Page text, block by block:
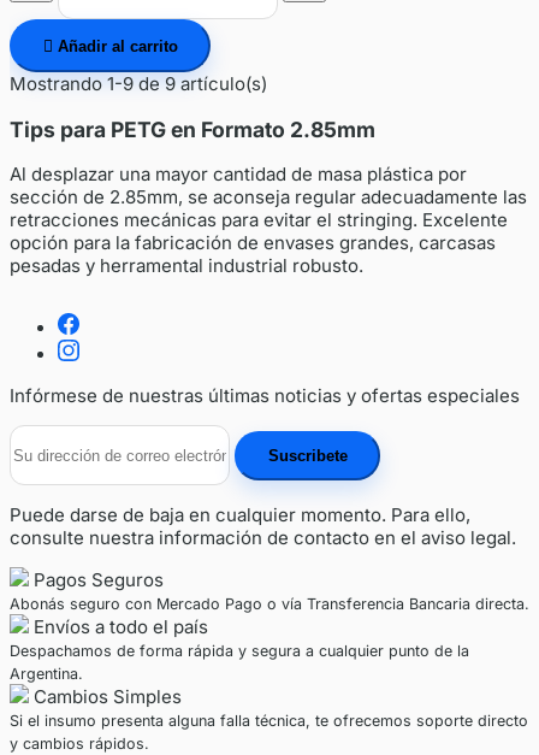
 Añadir al carrito
Mostrando 1-9 de 9 artículo(s)
Tips para PETG en Formato 2.85mm
Al desplazar una mayor cantidad de masa plástica por
sección de 2.85mm, se aconseja regular adecuadamente las
retracciones mecánicas para evitar el stringing. Excelente
opción para la fabricación de envases grandes, carcasas
pesadas y herramental industrial robusto.
Infórmese de nuestras últimas noticias y ofertas especiales
Puede darse de baja en cualquier momento. Para ello,
consulte nuestra información de contacto en el aviso legal.
Pagos Seguros
Abonás seguro con Mercado Pago o vía Transferencia Bancaria directa.
Envíos a todo el país
Despachamos de forma rápida y segura a cualquier punto de la
Argentina.
Cambios Simples
Si el insumo presenta alguna falla técnica, te ofrecemos soporte directo
y cambios rápidos.